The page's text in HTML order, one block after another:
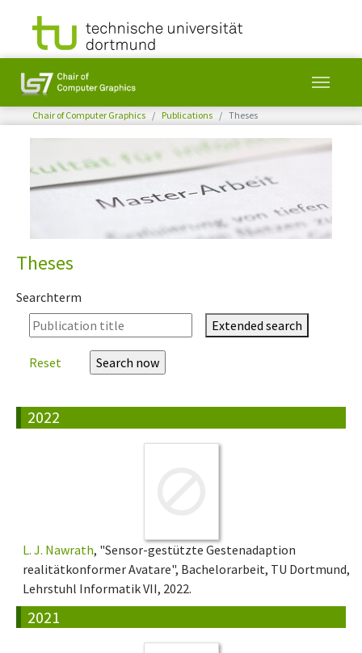
Skip to main content
You are here:
Chair of Computer Graphics Publications Theses
Theses
Searchterm
Extended search
Reset
2022
L. J. Nawrath, "Sensor-gestützte Gestenadaption
realitätkonformer Avatare", Bachelorarbeit, TU Dortmund,
Lehrstuhl Informatik VII, 2022.
2021